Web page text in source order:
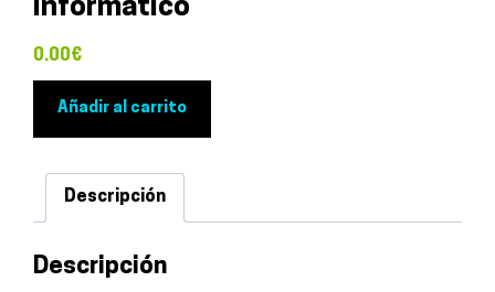
informático
0.00€
convencional
Añadir al carrito
Descripción
Descripción